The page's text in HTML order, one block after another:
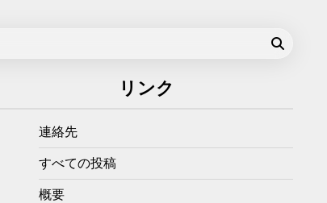
リンク
連絡先
すべての投稿
概要